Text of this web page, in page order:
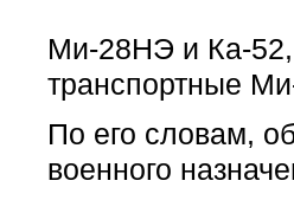
Ми-28НЭ и Ка-52,
транспортные
По его словам,
военного